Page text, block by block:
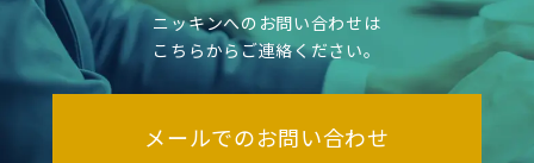
ニッキンへのお問い合わせは
こちらからご連絡ください。
メールでのお問い合わせ